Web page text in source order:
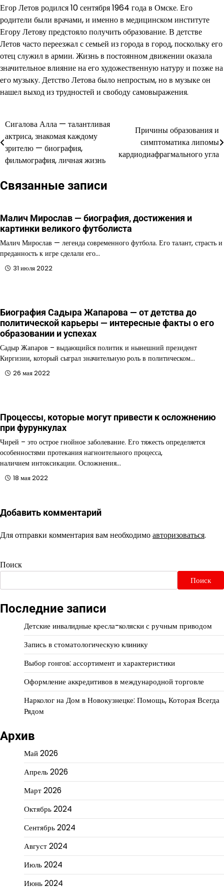
Егор Летов родился 10 сентября 1964 года в Омске. Его
родители были врачами, и именно в медицинском институте
Егору Летову предстояло получить образование. В детстве
Летов часто переезжал с семьей из города в город, поскольку его
отец служил в армии. Жизнь в постоянном движении оказала
значительное влияние на его художественную натуру и позже на
его музыку. Детство Летова было непростым, но в музыке он
нашел выход из трудностей и свободу самовыражения.
Навигация
по
записям
Сигалова Алла — талантливая
актриса, знакомая каждому
зрителю — биография,
фильмография, личная жизнь
Причины образования и
симптоматика липомы
кардиодиафрагмального угла
Связанные записи
Малич Мирослав — биография, достижения и
картинки великого футболиста
Малич Мирослав — легенда современного футбола. Его талант, страсть и
преданность к игре сделали его…
31 июля 2022
Биография Садыра Жапарова — от детства до
политической карьеры — интересные факты о его
образовании и успехах
Садыр Жапаров – выдающийся политик и нынешний президент
Киргизии, который сыграл значительную роль в политическом…
26 мая 2022
Процессы, которые могут привести к осложнению
при фурункулах
Чирей – это острое гнойное заболевание. Его тяжесть определяется
особенностями протекания нагноительного процесса,
наличием интоксикации. Осложнения…
18 мая 2022
Добавить комментарий
Для отправки комментария вам необходимоавторизоваться.
Поиск
Поиск
Последние записи
Детские инвалидные кресла-коляски с ручным приводом
Запись в стоматологическую клинику
Выбор гонгов: ассортимент и характеристики
Оформление аккредитивов в международной торговле
Нарколог на Дом в Новокузнецке: Помощь, Которая Всегда
Рядом
Архив
Май 2026
Апрель 2026
Март 2026
Октябрь 2024
Сентябрь 2024
Август 2024
Июль 2024
Июнь 2024